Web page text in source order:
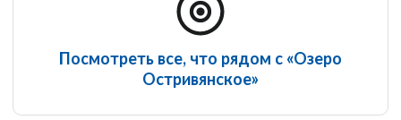
Посмотреть все, что рядом с «Озеро
Остривянское»